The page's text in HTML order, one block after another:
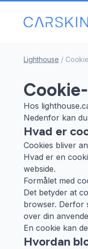
Lighthouse /
Hos
Nedenfor kan
Hvad er
Cookies bliver
Hvad er en
webside.
Formålet med
Det betyder at
browser. Derfor
over din
En cookie kan
Hvordan